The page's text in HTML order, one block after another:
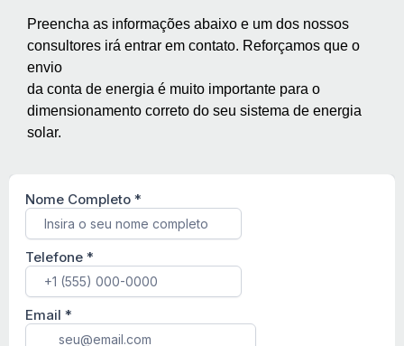
Preencha as informações abaixo e um dos nossos
consultores irá entrar em contato. Reforçamos que o
envio
da conta de energia é muito importante para o
dimensionamento correto do seu sistema de energia
solar.